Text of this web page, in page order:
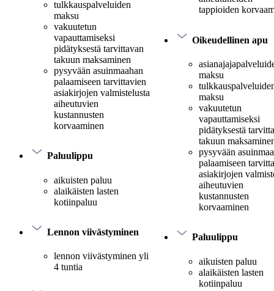
tulkkauspalveluiden
maksu
vakuutetun
vapauttamiseksi
pidätyksestä tarvittavan
takuun maksaminen
pysyvään asuinmaahan
palaamiseen tarvittavien
asiakirjojen valmistelusta
aiheutuvien
kustannusten
korvaaminen
Paluulippu
aikuisten paluu
alaikäisten lasten
kotiinpaluu
Lennon viivästyminen
lennon viivästyminen yli
4 tuntia
tappioiden
Oikeudellinen apu
maksu
maksu
vakuutetun
vapauttamiseksi
pidätyksestä
takuun
pysyvään
palaamiseen
asiakirjojen
aiheutuvien
kustannusten
korvaaminen
Paluulippu
aikuisten paluu
alaikäisten lasten
kotiinpaluu